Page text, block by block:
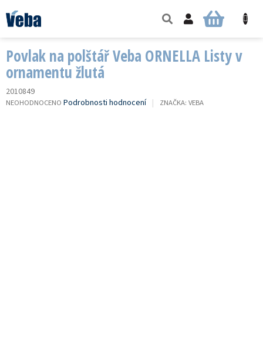
na
obsah
NÁKUPNÍ
Povlak na polštář Veba ORNELLA Listy v
ornamentu žlutá
2010849
PRŮMĚRNÉ
NEOHODNOCENO Podrobnosti hodnocení ZNAČKA: VEBA